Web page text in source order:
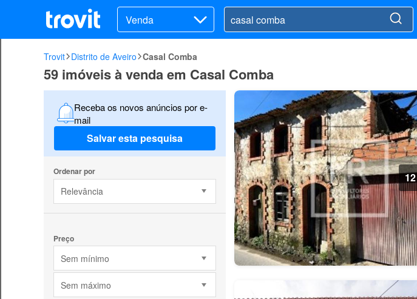
Venda
Trovit Distrito de Aveiro Casal Comba
59 imóveis à venda em Casal Comba
Receba os novos anúncios por e-
mail
Salvar esta pesquisa
Ordenar por
Relevância
Preço
Sem mínimo
Sem máximo